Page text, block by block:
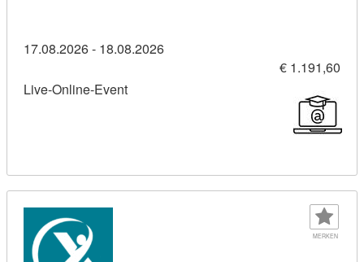
17.08.2026 - 18.08.2026
€ 1.191,60
Live-Online-Event
MERKEN